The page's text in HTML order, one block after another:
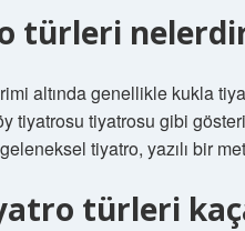
türleri
altında genellikle kukla
tiyatrosu tiyatrosu gibi
tiyatro, yazılı bir
türleri